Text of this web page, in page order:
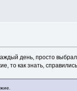
день, просто
то как знать,